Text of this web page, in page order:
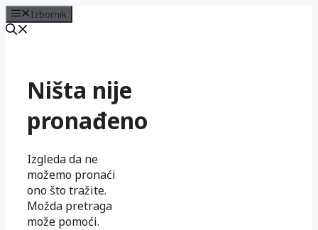
Izbornik
Ništa nije
pronađeno
Izgleda da ne
možemo pronaći
ono što tražite.
Možda pretraga
može pomoći.